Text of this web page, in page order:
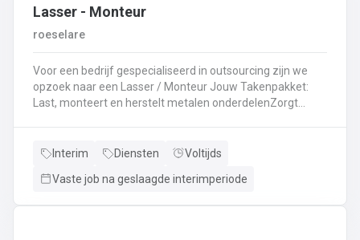
Lasser - Monteur
roeselare
Voor een bedrijf gespecialiseerd in outsourcing zijn we
opzoek naar een Lasser / Monteur Jouw Takenpakket:
Last, monteert en herstelt metalen onderdelenZorgt
gemakBepaalt en past de juiste lastechniek toe
kwaliteitsgericht volgens veiligheidsvoorschriftenDraagt
Interim Diensten
Voltijds
Vaste job na geslaagde interimperiode